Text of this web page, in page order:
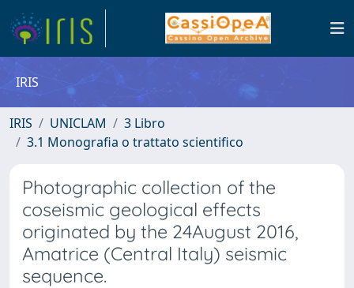
IRIS
IRIS UNICLAM
3 Libro
3.1 Monografia o trattato scientifico
Photographic collection of the
coseismic geological effects
originated by the 24August 2016,
Amatrice (Central Italy) seismic
sequence.